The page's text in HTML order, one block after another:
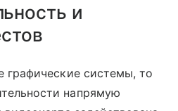
и
графические системы, то
напрямую